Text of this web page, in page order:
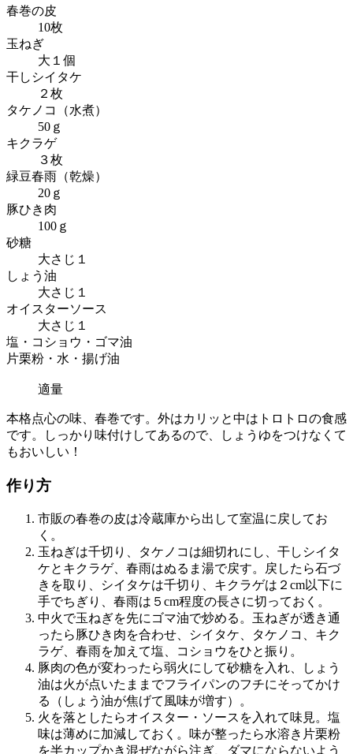
春巻の皮
10枚
玉ねぎ
大１個
干しシイタケ
２枚
タケノコ（水煮）
50ｇ
キクラゲ
３枚
緑豆春雨（乾燥）
20ｇ
豚ひき肉
100ｇ
砂糖
大さじ１
しょう油
大さじ１
オイスターソース
大さじ１
塩・コショウ・ゴマ油
片栗粉・水・揚げ油
適量
本格点心の味、春巻です。外はカリッと中はトロトロの食感
です。しっかり味付けしてあるので、しょうゆをつけなくて
もおいしい！
作り方
市販の春巻の皮は冷蔵庫から出して室温に戻してお
く。
玉ねぎは千切り、タケノコは細切れにし、干しシイタ
ケとキクラゲ、春雨はぬるま湯で戻す。戻したら石づ
きを取り、シイタケは千切り、キクラゲは２cm以下に
手でちぎり、春雨は５cm程度の長さに切っておく。
中火で玉ねぎを先にゴマ油で炒める。玉ねぎが透き通
ったら豚ひき肉を合わせ、シイタケ、タケノコ、キク
ラゲ、春雨を加えて塩、コショウをひと振り。
豚肉の色が変わったら弱火にして砂糖を入れ、しょう
油は火が点いたままでフライパンのフチにそってかけ
る（しょう油が焦げて風味が増す）。
火を落としたらオイスター・ソースを入れて味見。塩
味は薄めに加減しておく。味が整ったら水溶き片栗粉
を半カップかき混ぜながら注ぎ、ダマにならないよう